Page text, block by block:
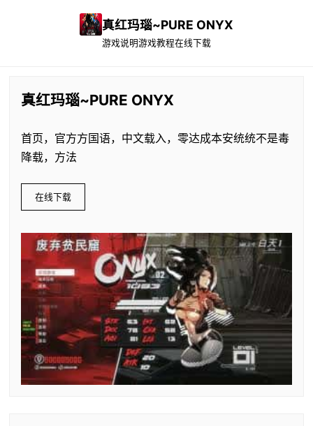
真红玛瑙~PURE ONYX
游戏说明游戏教程在线下载
真红玛瑙~PURE ONYX
首页，官方方国语，中文载入，零达成本安统统不是毒
降载，方法
在线下载